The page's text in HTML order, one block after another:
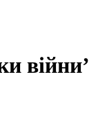
війни’